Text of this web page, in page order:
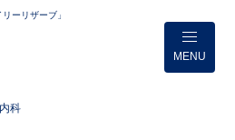
ーリザーブ」
MENU
科